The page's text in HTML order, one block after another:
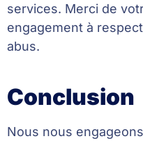
services. Merci de
engagement à
abus.
Conclusion
Nous nous